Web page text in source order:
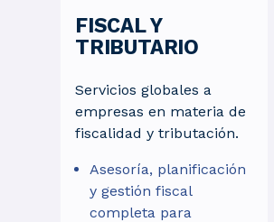
FISCAL Y
TRIBUTARIO
Servicios globales a
empresas en materia de
fiscalidad y tributación.
Asesoría, planificación
y gestión fiscal
completa para